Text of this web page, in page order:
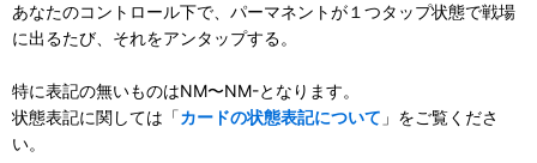
あなたのコントロール下で、パーマネントが１つタップ状態で戦場
に出るたび、それをアンタップする。
特に表記の無いものはNM〜NM-となります。
状態表記に関しては「カードの状態表記について 」をご覧くださ
い。